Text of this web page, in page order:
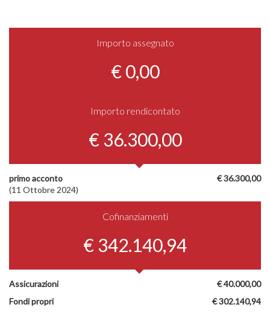
Importo assegnato
€ 0,00
Importo rendicontato
€ 36.300,00
€ 36.300,00
primo acconto
(11 Ottobre 2024)
Cofinanziamenti
€ 342.140,94
€ 40.000,00
Assicurazioni
€ 302.140,94
Fondi propri